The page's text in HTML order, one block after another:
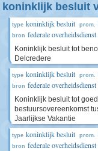
koninklijk besluit
type koninklijk besluit prom.
bron federale
Koninklijk besluit tot
Delcredere
type koninklijk besluit prom.
bron federale
Koninklijk besluit tot
bestuursovereenkomst
Jaarlijkse Vakantie
type koninklijk besluit prom.
bron federale